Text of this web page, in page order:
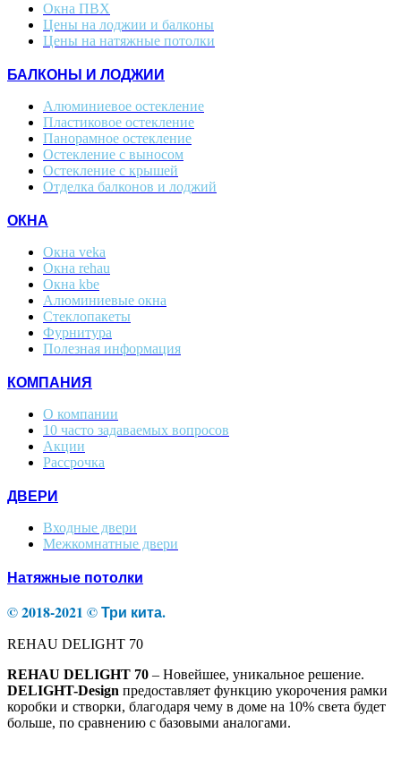
Окна ПВХ
Цены на лоджии и балконы
Цены на натяжные потолки
БАЛКОНЫ И ЛОДЖИИ
Алюминиевое остекление
Пластиковое остекление
Панорамное остекление
Остекление с выносом
Остекление с крышей
Отделка балконов и лоджий
ОКНА
Окна veka
Окна rehau
Окна kbe
Алюминиевые окна
Стеклопакеты
Фурнитура
Полезная информация
КОМПАНИЯ
О компании
10 часто задаваемых вопросов
Акции
Рассрочка
ДВЕРИ
Входные двери
Межкомнатные двери
Натяжные потолки
© 2018-2021 © Три кита.
REHAU DELIGHT 70
REHAU DELIGHT 70 – Новейшее, уникальное решение.
DELIGHT-Design предоставляет функцию укорочения рамки
коробки и створки, благодаря чему в доме на 10% света будет
больше, по сравнению с базовыми аналогами.